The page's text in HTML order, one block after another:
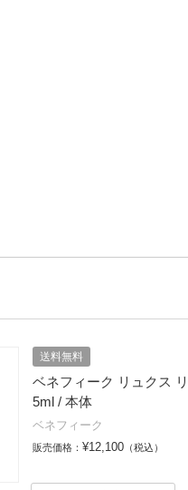
送料無料
ベネフィーク リュクス
5ml / 本体
ベネフィーク
販売価格： ¥12,100 （税込）